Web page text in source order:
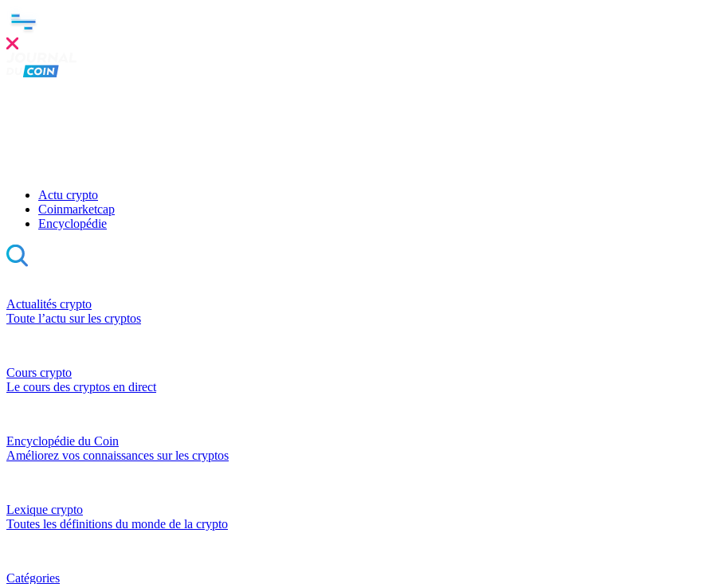
Actu crypto
Coinmarketcap
Encyclopédie
Actualités crypto
Toute l’actu sur les cryptos
Cours crypto
Le cours des cryptos en direct
Encyclopédie du Coin
Améliorez vos connaissances sur les cryptos
Lexique crypto
Toutes les définitions du monde de la crypto
Catégories